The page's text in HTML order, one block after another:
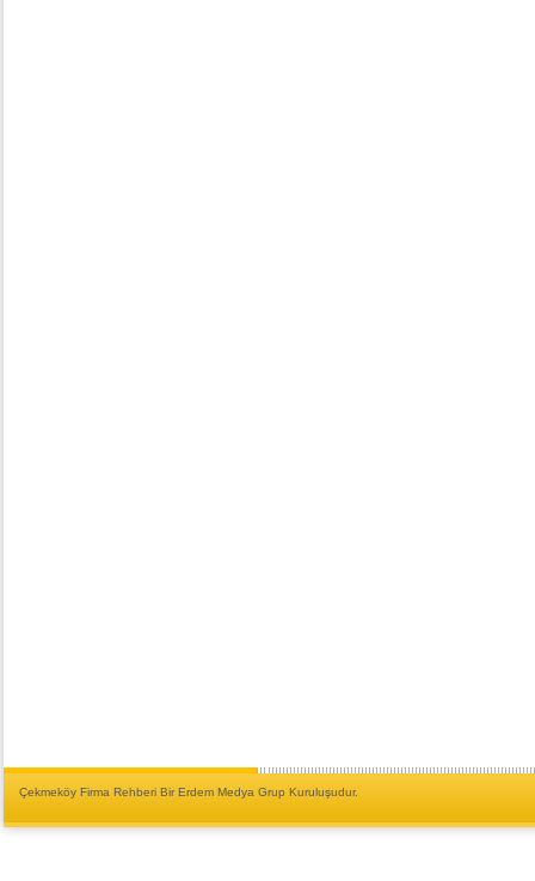
Çekmeköy Firma Rehberi Bir Erdem Medya Grup Kuruluşudur.